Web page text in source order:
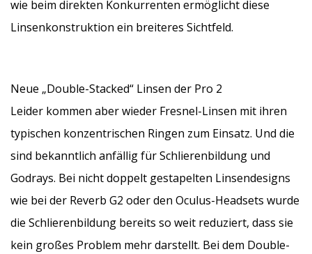
wie beim direkten Konkurrenten ermöglicht diese
Linsenkonstruktion ein breiteres Sichtfeld.
Neue „Double-Stacked“ Linsen der Pro 2
Leider kommen aber wieder Fresnel-Linsen mit ihren
typischen konzentrischen Ringen zum Einsatz. Und die
sind bekanntlich anfällig für Schlierenbildung und
Godrays. Bei nicht doppelt gestapelten Linsendesigns
wie bei der Reverb G2 oder den Oculus-Headsets wurde
die Schlierenbildung bereits so weit reduziert, dass sie
kein großes Problem mehr darstellt. Bei dem Double-